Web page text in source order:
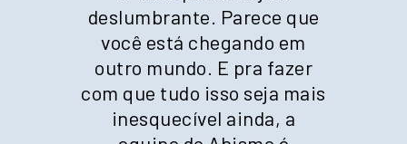
deslumbrante. Parece que
você está chegando em
outro mundo. E pra fazer
com que tudo isso seja mais
inesquecível ainda, a